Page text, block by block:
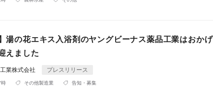
湯の花エキス入浴剤のヤングビーナス薬品工業はおか
えました
業株式会社 プレスリリース
時 その他製造業 告知・募集